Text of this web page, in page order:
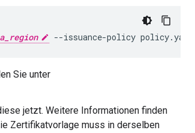
Sie unter
jetzt. Weitere Informationen finden
Zertifikatvorlage muss in derselben